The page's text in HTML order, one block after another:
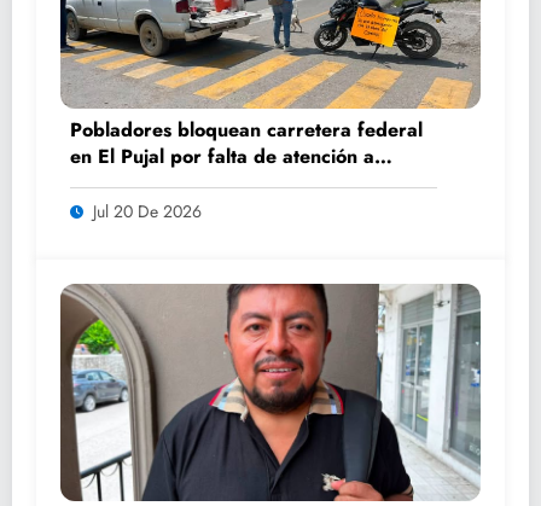
Pobladores bloquean carretera federal
en El Pujal por falta de atención a
caminos
Jul 20 De 2026